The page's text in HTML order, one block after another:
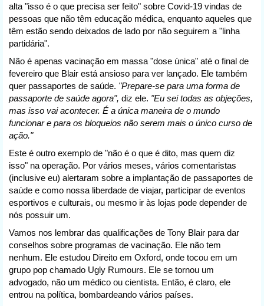
alta "isso é o que precisa ser feito" sobre Covid-19 vindas de
pessoas que não têm educação médica, enquanto aqueles que
têm estão sendo deixados de lado por não seguirem a "linha
partidária".
Não é apenas vacinação em massa "dose única" até o final de
fevereiro que Blair está ansioso para ver lançado. Ele também
quer passaportes de saúde. "Prepare-se para uma forma de
passaporte de saúde agora", diz ele. "Eu sei todas as objeções,
mas isso vai acontecer. É a única maneira de o mundo
funcionar e para os bloqueios não serem mais o único curso de
ação."
Este é outro exemplo de "não é o que é dito, mas quem diz
isso" na operação. Por vários meses, vários comentaristas
(inclusive eu) alertaram sobre a implantação de passaportes de
saúde e como nossa liberdade de viajar, participar de eventos
esportivos e culturais, ou mesmo ir às lojas pode depender de
nós possuir um.
Vamos nos lembrar das qualificações de Tony Blair para dar
conselhos sobre programas de vacinação. Ele não tem
nenhum. Ele estudou Direito em Oxford, onde tocou em um
grupo pop chamado Ugly Rumours. Ele se tornou um
advogado, não um médico ou cientista. Então, é claro, ele
entrou na política, bombardeando vários países.